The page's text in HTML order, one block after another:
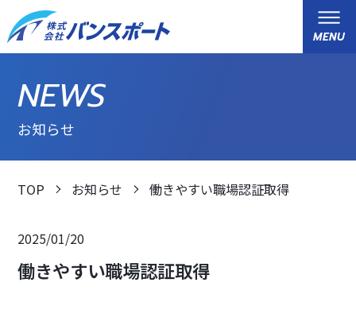
MENU
運送事業
倉庫事業
会社案内
NEWS
お知らせ
TOP お知らせ 働きやすい職場認証取得
2025/01/20
働きやすい職場認証取得